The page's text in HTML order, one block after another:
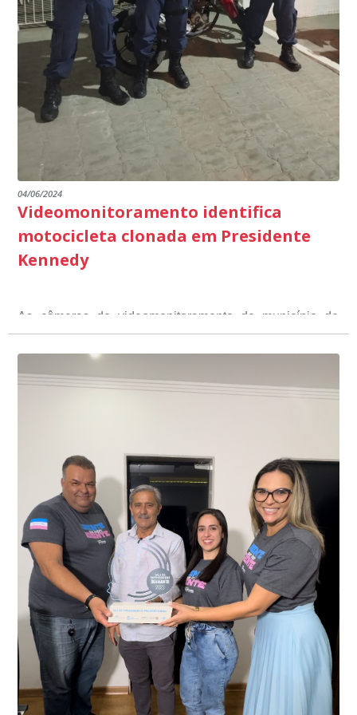
Educação em Presidente Kennedy.
dos educandos. Tudo isso também foi demonstrado ao
Ministério Público através de depoimentos
emocionantes de pais e professores no decorrer da
escuta pública.
promover uma atuação coordenada, integrada e
dialogada em prol do desenvolvimento educacional.
04/06/2024
Videomonitoramento identifica
motocicleta clonada em Presidente
Kennedy
As câmeras de videomonitoramento do município de
Presidente Kennedy identificaram neste fim de semana,
01 de junho, uma motocicleta com indícios de
adulteração, imediatamente, a central de
videomonitoramento acionou a Guarda Civil Municipal,
Durante a abordagem a adulteração foi comprovada,
conta do sistema de videomonitoramento instalado
recentemente em todo o município de Presidente
Kennedy, o sistema é integrado com outros municípios
do país, sendo possível a identificação de veículos por
meio do cruzamento de informações, nesse caso
específico, com dados de uma cidade do Estado do Rio
de Janeiro.
“Mais de 100 câmeras foram instaladas na sede e no
interior de Presidente Kennedy, garantindo mais
segurança à população, seja nas ruas, no comércio, os
produtores agropecuários. Estamos no rumo certo,
parabéns a todos os servidores que contribuem para a
segurança da nossa cidade”, destaca o prefeito Dorlei
Fontão.